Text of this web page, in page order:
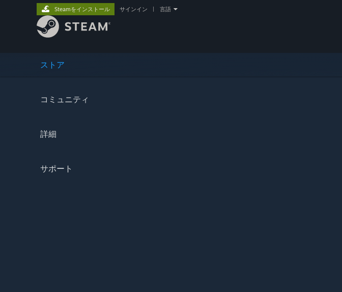
ストア
コミュニティ
詳細
サポート
Steamをインストール サインイン 言語